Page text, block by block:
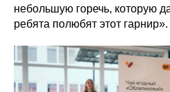
небольшую горечь, которую
ребята полюбят этот гарнир».